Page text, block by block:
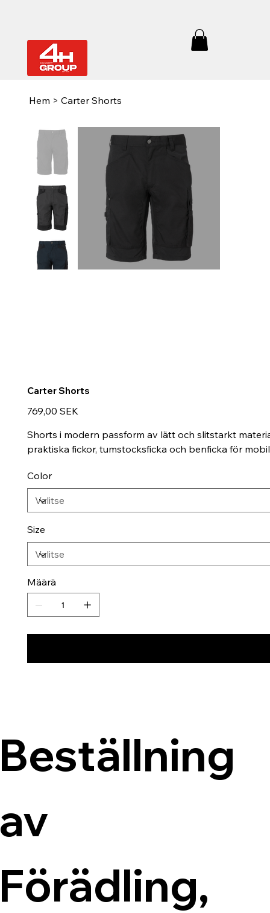
Hem > Carter Shorts
Carter Shorts
Hinta
769,00 SEK
Shorts i modern passform av lätt och slitstarkt
praktiska fickor, tumstocksficka och benficka för
Color
Size
Määrä